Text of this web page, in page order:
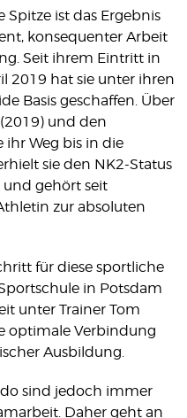
Spitze ist das Ergebnis
konsequenter Arbeit
Seit ihrem Eintritt in
2019 hat sie unter ihren
Basis geschaffen. Über
und den
ihr Weg bis in die
sie den NK2-Status
und gehört seit
zur absoluten
für diese sportliche
in Potsdam
unter Trainer Tom
optimale Verbindung
Ausbildung.
sind jedoch immer
Daher geht an